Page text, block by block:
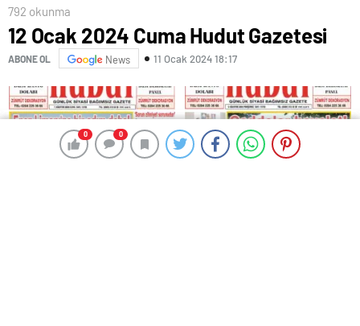
0 0
792 okunma
12 Ocak 2024 Cuma Hudut Gazetesi
ABONE OL News 11 Ocak 2024 18:17
0 0